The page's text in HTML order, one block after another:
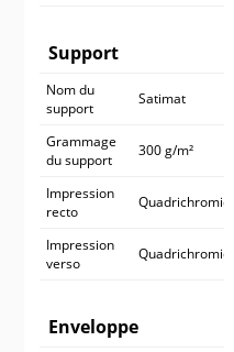
Support
Nom du
support
Satimat
Grammage
du support
300 g/m²
Impression
recto
Quadrichromie
Impression
verso
Quadrichromie
Enveloppe